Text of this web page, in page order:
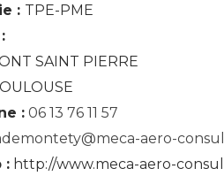
: TPE-PME
SAINT PIERRE
: 06 13 76 11 57
aero-
: http://www.meca-aero-